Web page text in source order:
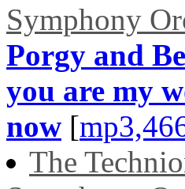
Symphony
Porgy and
you are my
now [
The